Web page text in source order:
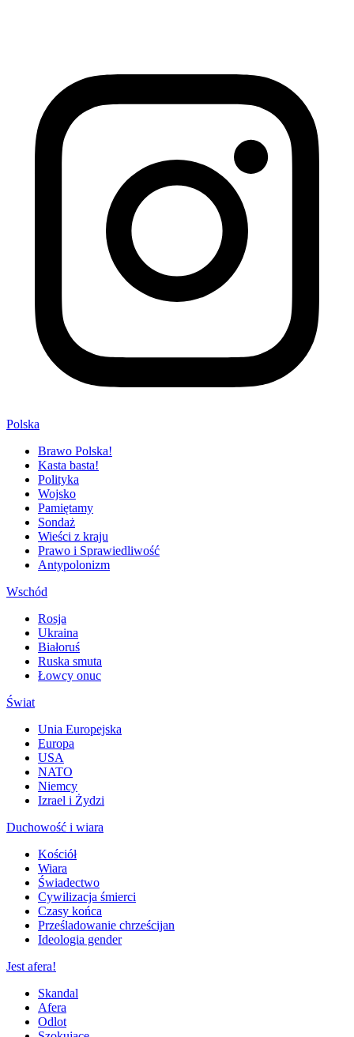
Polska
Brawo Polska!
Kasta basta!
Polityka
Wojsko
Pamiętamy
Sondaż
Wieści z kraju
Prawo i Sprawiedliwość
Antypolonizm
Wschód
Rosja
Ukraina
Białoruś
Ruska smuta
Łowcy onuc
Świat
Unia Europejska
Europa
USA
NATO
Niemcy
Izrael i Żydzi
Duchowość i wiara
Kościół
Wiara
Świadectwo
Cywilizacja śmierci
Czasy końca
Prześladowanie chrześcijan
Ideologia gender
Jest afera!
Skandal
Afera
Odlot